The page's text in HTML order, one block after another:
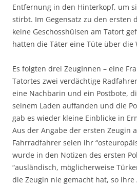
Entfernung in den Hinterkopf, um
stirbt. Im Gegensatz zu den ersten
keine Geschosshülsen am Tatort
hatten die Täter eine Tüte über die
Es folgten drei ZeugInnen – eine
Tatortes zwei verdächtige
eine Nachbarin und ein Postbote,
seinem Laden auffanden und die
gab es wieder kleine Einblicke in
Aus der Angabe der ersten Zeugin
Fahrradfahrer seien ihr
wurde in den Notizen des ersten
“ausländisch, möglicherweise
die Zeugin nie gemacht hat, so ihre